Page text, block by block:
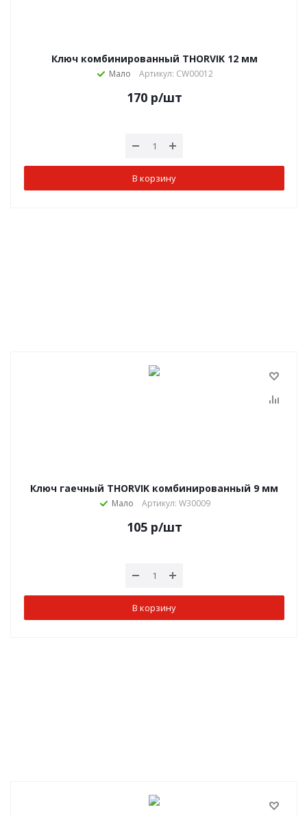
Ключ комбинированный THORVIK 12 мм
Мало Артикул: CW00012
170р/шт
В корзину
Ключ гаечный THORVIK комбинированный 9 мм
Мало Артикул: W30009
105р/шт
В корзину